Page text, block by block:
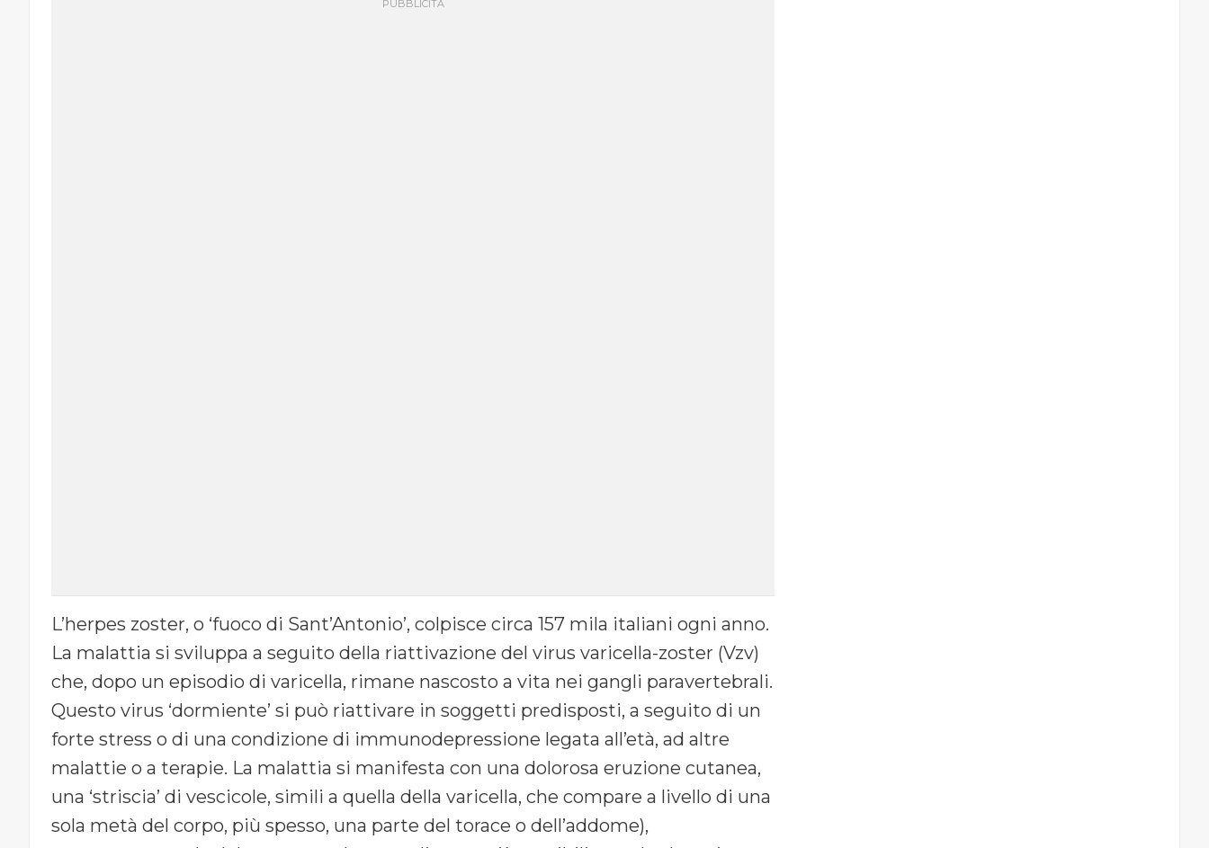
L’herpes zoster, o ‘fuoco di Sant’Antonio’, colpisce circa 157 mila italiani ogni anno.
La malattia si sviluppa a seguito della riattivazione del virus varicella-zoster (Vzv)
che, dopo un episodio di varicella, rimane nascosto a vita nei gangli paravertebrali.
Questo virus ‘dormiente’ si può riattivare in soggetti predisposti, a seguito di un
forte stress o di una condizione di immunodepressione legata all’età, ad altre
malattie o a terapie. La malattia si manifesta con una dolorosa eruzione cutanea,
una ‘striscia’ di vescicole, simili a quella della varicella, che compare a livello di una
sola metà del corpo, più spesso, una parte del torace o dell’addome),